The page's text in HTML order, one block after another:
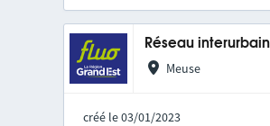
Réseau
Meuse
créé le 03/01/2023